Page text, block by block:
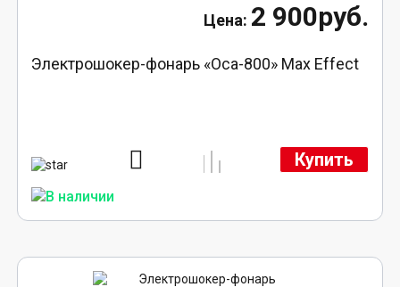
2 900руб.
Электрошокер-фонарь «Оса-800» Max Effect
Купить